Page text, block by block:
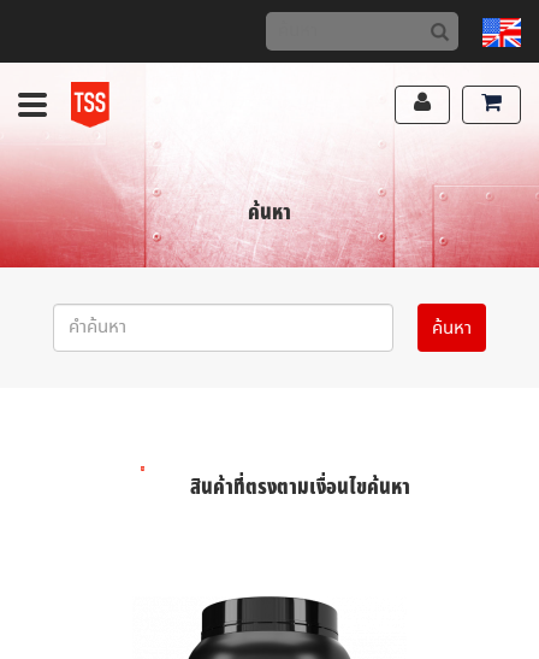
ค้นหา
สินค้าที่ตรงตามเงื่อนไขค้นหา